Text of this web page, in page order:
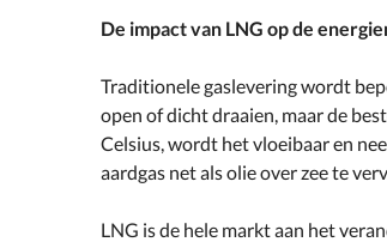
De impact van LNG op de
Traditionele gaslevering wordt
open of dicht draaien, maar de
Celsius, wordt het vloeibaar en
aardgas net als olie over zee te
LNG is de hele markt aan het